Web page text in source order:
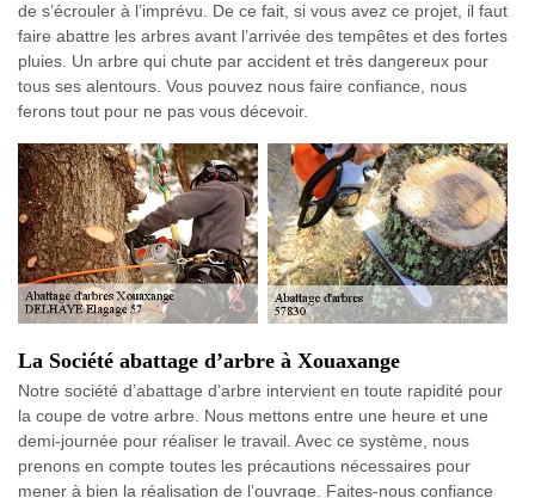
de s’écrouler à l’imprévu. De ce fait, si vous avez ce projet, il faut
faire abattre les arbres avant l’arrivée des tempêtes et des fortes
pluies. Un arbre qui chute par accident et très dangereux pour
tous ses alentours. Vous pouvez nous faire confiance, nous
ferons tout pour ne pas vous décevoir.
La Société abattage d’arbre à Xouaxange
Notre société d’abattage d’arbre intervient en toute rapidité pour
la coupe de votre arbre. Nous mettons entre une heure et une
demi-journée pour réaliser le travail. Avec ce système, nous
prenons en compte toutes les précautions nécessaires pour
mener à bien la réalisation de l’ouvrage. Faites-nous confiance